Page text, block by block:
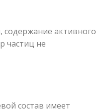
содержание активного
частиц не
состав имеет